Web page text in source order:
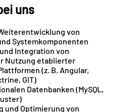
uns
von
Systemkomponenten
Integration von
Nutzung etablierter
(z. B. Angular,
GIT)
Datenbanken (MySQL,
und Optimierung von